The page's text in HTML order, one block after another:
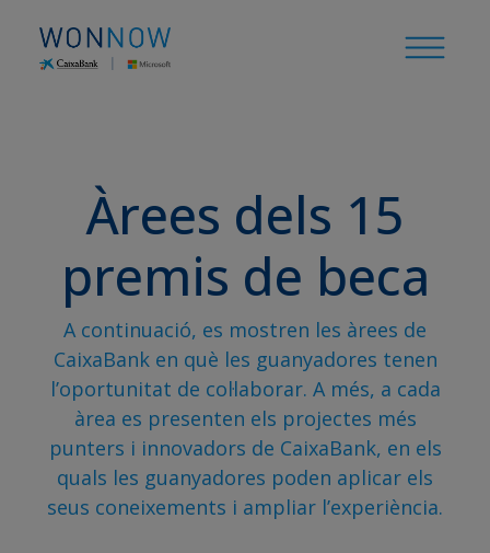
Àrees dels 15
premis de beca
A continuació, es mostren les àrees de
CaixaBank en què les guanyadores tenen
l’oportunitat de col·laborar. A més, a cada
àrea es presenten els projectes més
punters i innovadors de CaixaBank, en els
quals les guanyadores poden aplicar els
seus coneixements i ampliar l’experiència.